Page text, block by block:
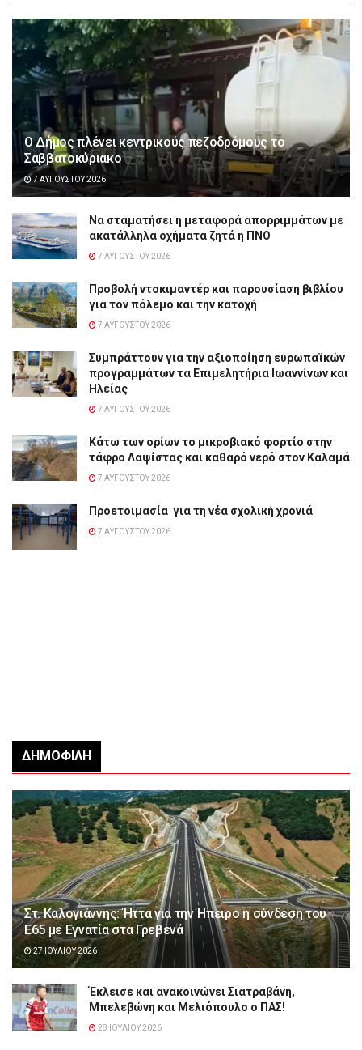
Ο Δήμος πλένει κεντρικούς πεζοδρόμους το
Σαββατοκύριακο
7 ΑΥΓΟΎΣΤΟΥ 2026
Να σταματήσει η μεταφορά απορριμμάτων με
ακατάλληλα οχήματα ζητά η ΠΝΟ
7 ΑΥΓΟΎΣΤΟΥ 2026
Προβολή ντοκιμαντέρ και παρουσίαση βιβλίου
για τον πόλεμο και την κατοχή
7 ΑΥΓΟΎΣΤΟΥ 2026
Συμπράττουν για την αξιοποίηση ευρωπαϊκών
προγραμμάτων τα Επιμελητήρια Ιωαννίνων και
Ηλείας
7 ΑΥΓΟΎΣΤΟΥ 2026
Κάτω των ορίων το μικροβιακό φορτίο στην
τάφρο Λαψίστας και καθαρό νερό στον Καλαμά
7 ΑΥΓΟΎΣΤΟΥ 2026
Προετοιμασία για τη νέα σχολική χρονιά
7 ΑΥΓΟΎΣΤΟΥ 2026
ΔΗΜΟΦΙΛΉ
Στ. Καλογιάννης: Ήττα για την Ήπειρο η σύνδεση του
Ε65 με Εγνατία στα Γρεβενά
27 ΙΟΥΛΊΟΥ 2026
Έκλεισε και ανακοινώνει Σιατραβάνη,
Μπελεβώνη και Μελιόπουλο ο ΠΑΣ!
28 ΙΟΥΛΊΟΥ 2026